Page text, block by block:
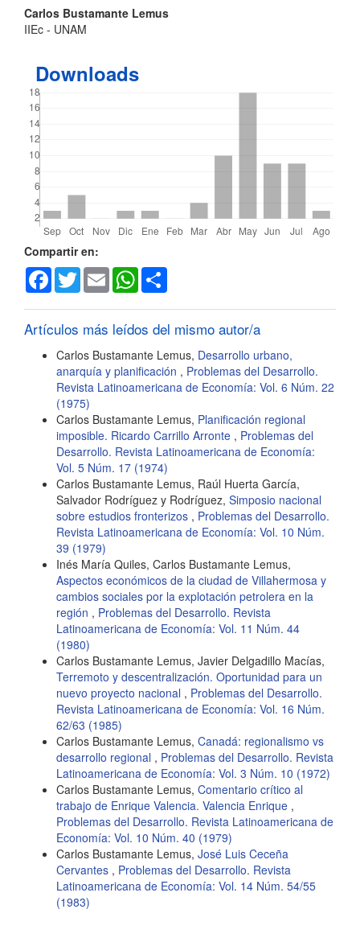
Contenido
del
artículo
Carlos Bustamante Lemus
IIEc - UNAM
Downloads
Detalles
del
artículo
Compartir en:
Facebook
TwitterEmail WhatsApp
Artículos más leídos del mismo autor/a
Carlos Bustamante Lemus, Desarrollo urbano,
anarquía y planificación , Problemas del Desarrollo.
Revista Latinoamericana de Economía: Vol. 6 Núm. 22
(1975)
Carlos Bustamante Lemus, Planificación regional
imposible. Ricardo Carrillo Arronte , Problemas del
Desarrollo. Revista Latinoamericana de Economía:
Vol. 5 Núm. 17 (1974)
Carlos Bustamante Lemus, Raúl Huerta García,
Salvador Rodríguez y Rodríguez, Simposio nacional
sobre estudios fronterizos , Problemas del Desarrollo.
Revista Latinoamericana de Economía: Vol. 10 Núm.
39 (1979)
Inés María Quiles, Carlos Bustamante Lemus,
Aspectos económicos de la ciudad de Villahermosa y
cambios sociales por la explotación petrolera en la
región , Problemas del Desarrollo. Revista
Latinoamericana de Economía: Vol. 11 Núm. 44
(1980)
Carlos Bustamante Lemus, Javier Delgadillo Macías,
Terremoto y descentralización. Oportunidad para un
nuevo proyecto nacional , Problemas del Desarrollo.
Revista Latinoamericana de Economía: Vol. 16 Núm.
62/63 (1985)
Carlos Bustamante Lemus, Canadá: regionalismo vs
desarrollo regional , Problemas del Desarrollo. Revista
Latinoamericana de Economía: Vol. 3 Núm. 10 (1972)
Carlos Bustamante Lemus, Comentario crítico al
trabajo de Enrique Valencia. Valencia Enrique ,
Problemas del Desarrollo. Revista Latinoamericana de
Economía: Vol. 10 Núm. 40 (1979)
Carlos Bustamante Lemus, José Luis Ceceña
Cervantes , Problemas del Desarrollo. Revista
Latinoamericana de Economía: Vol. 14 Núm. 54/55
(1983)